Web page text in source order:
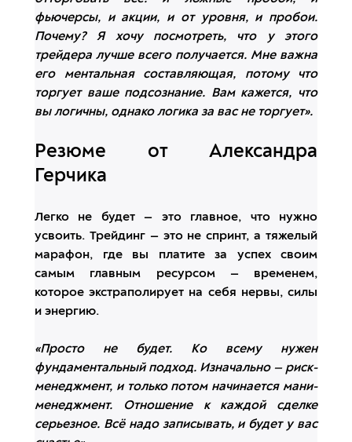
фьючерсы, и акции, и от уровня, и пробои.
Почему? Я хочу посмотреть, что у этого
трейдера лучше всего получается. Мне важна
его ментальная составляющая, потому что
торгует ваше подсознание. Вам кажется, что
вы логичны, однако логика за вас не торгует».
Резюме от Александра
Герчика
Легко не будет — это главное, что нужно
усвоить. Трейдинг — это не спринт, а тяжелый
марафон, где вы платите за успех своим
самым главным ресурсом — временем,
которое экстраполирует на себя нервы, силы
и энергию.
«Просто не будет. Ко всему нужен
фундаментальный подход. Изначально — риск-
менеджмент, и только потом начинается мани-
менеджмент. Отношение к каждой сделке
серьезное. Всё надо записывать, и будет у вас